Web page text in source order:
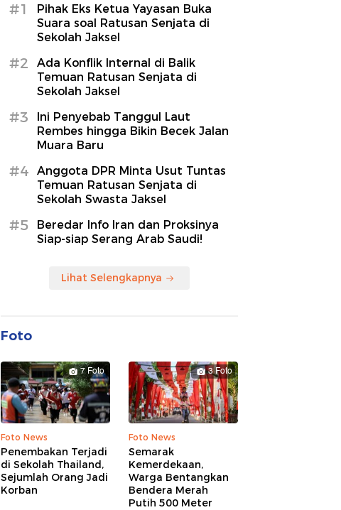
#1
Pihak Eks Ketua Yayasan Buka
Suara soal Ratusan Senjata di
Sekolah Jaksel
#2
Ada Konflik Internal di Balik
Temuan Ratusan Senjata di
Sekolah Jaksel
#3
Ini Penyebab Tanggul Laut
Rembes hingga Bikin Becek Jalan
Muara Baru
#4
Anggota DPR Minta Usut Tuntas
Temuan Ratusan Senjata di
Sekolah Swasta Jaksel
#5
Beredar Info Iran dan Proksinya
Siap-siap Serang Arab Saudi!
Lihat Selengkapnya
Foto
7 Foto
Foto News
Penembakan Terjadi
di Sekolah Thailand,
Sejumlah Orang Jadi
Korban
3 Foto
Foto News
Semarak
Kemerdekaan,
Warga Bentangkan
Bendera Merah
Putih 500 Meter